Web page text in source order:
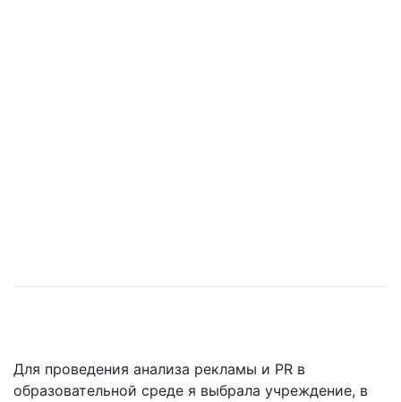
Для проведения анализа рекламы и PR в
образовательной среде я выбрала учреждение, в